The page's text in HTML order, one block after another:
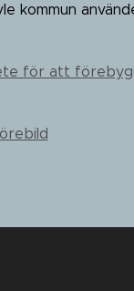
kommun
för att